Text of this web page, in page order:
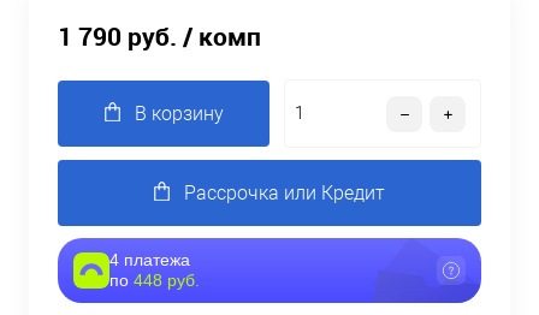
1 790 руб. / комп
В корзину
Рассрочка или Кредит
4 платежа
по 448 руб.